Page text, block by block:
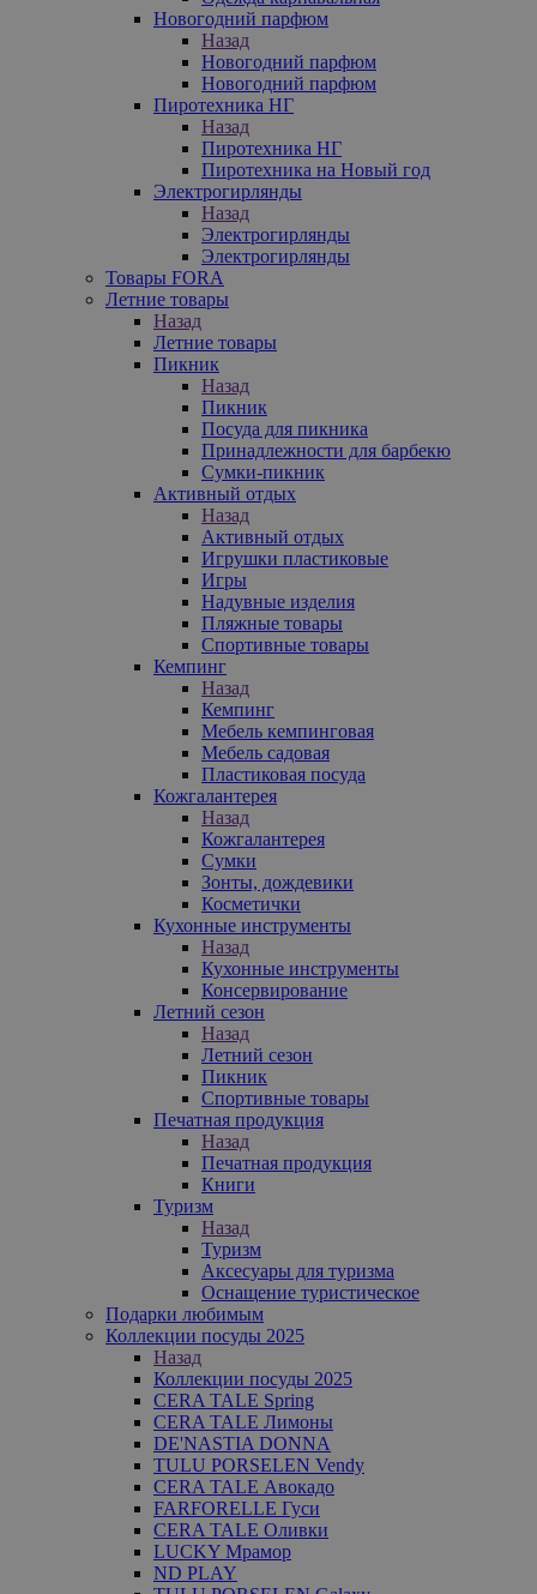
Новогодний парфюм
Назад
Новогодний парфюм
Новогодний парфюм
Пиротехника НГ
Назад
Пиротехника НГ
Пиротехника на Новый год
Электрогирлянды
Назад
Электрогирлянды
Электрогирлянды
Товары FORA
Летние товары
Назад
Летние товары
Пикник
Назад
Пикник
Посуда для пикника
Принадлежности для барбекю
Сумки-пикник
Активный отдых
Назад
Активный отдых
Игрушки пластиковые
Игры
Надувные изделия
Пляжные товары
Спортивные товары
Кемпинг
Назад
Кемпинг
Мебель кемпинговая
Мебель садовая
Пластиковая посуда
Кожгалантерея
Назад
Кожгалантерея
Сумки
Зонты, дождевики
Косметички
Кухонные инструменты
Назад
Кухонные инструменты
Консервирование
Летний сезон
Назад
Летний сезон
Пикник
Спортивные товары
Печатная продукция
Назад
Печатная продукция
Книги
Туризм
Назад
Туризм
Аксесуары для туризма
Оснащение туристическое
Подарки любимым
Коллекции посуды 2025
Назад
Коллекции посуды 2025
CERA TALE Spring
CERA TALE Лимоны
DE'NASTIA DONNA
TULU PORSELEN Vendy
CERA TALE Авокадо
FARFORELLE Гуси
CERA TALE Оливки
LUCKY Мрамор
ND PLAY